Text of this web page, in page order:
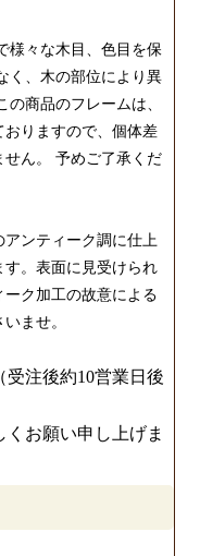
様々な木目、色目を保
く、木の部位により異
商品のフレームは、
りますので、個体差
ん。 予めご了承くだ
ンティーク調に仕上
。表面に見受けられ
ク加工の故意による
ませ。
注後約10営業日後
お願い申し上げま